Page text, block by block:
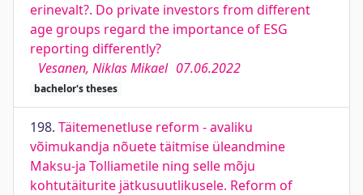
erinevalt?. Do private investors from different
age groups regard the importance of ESG
reporting differently?
Vesanen, Niklas Mikael 07.06.2022
bachelor's theses
198. Täitemenetluse reform - avaliku
võimukandja nõuete täitmise üleandmine
Maksu-ja Tolliametile ning selle mõju
kohtutäiturite jätkusuutlikusele. Reform of